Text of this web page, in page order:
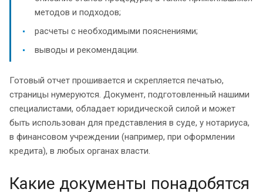
методов и подходов;
расчеты с необходимыми пояснениями;
выводы и рекомендации.
Готовый отчет прошивается и скрепляется печатью,
страницы нумеруются. Документ, подготовленный нашими
специалистами, обладает юридической силой и может
быть использован для представления в суде, у нотариуса,
в финансовом учреждении (например, при оформлении
кредита), в любых органах власти.
Какие документы понадобятся